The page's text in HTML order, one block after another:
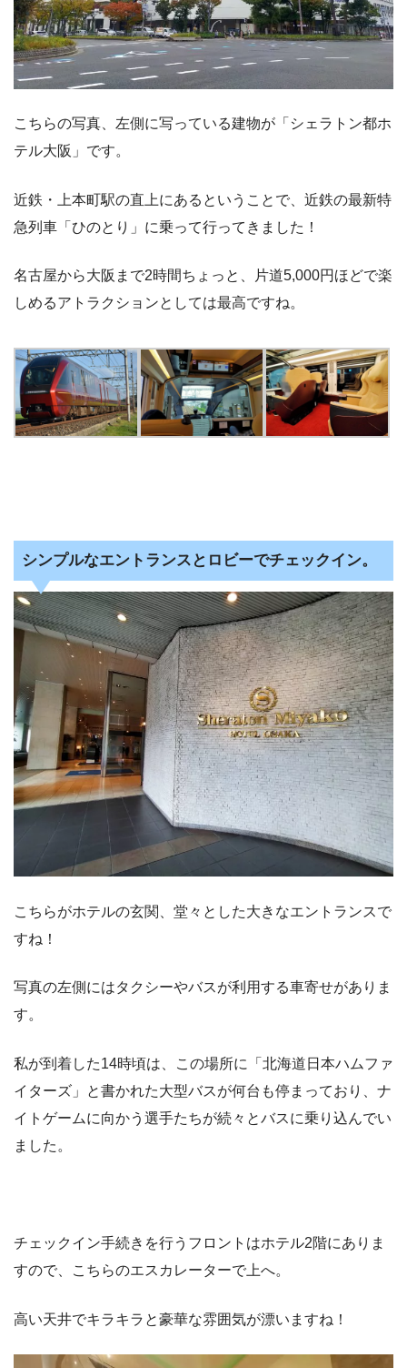
こちらの写真、左側に写っている建物が「シェラトン都ホ
テル大阪」です。
近鉄・上本町駅の直上にあるということで、近鉄の最新特
急列車「ひのとり」に乗って行ってきました！
名古屋から大阪まで2時間ちょっと、片道5,000円ほどで楽
しめるアトラクションとしては最高ですね。
シンプルなエントランスとロビーでチェックイン。
こちらがホテルの玄関、堂々とした大きなエントランスで
すね！
写真の左側にはタクシーやバスが利用する車寄せがありま
す。
私が到着した14時頃は、この場所に「北海道日本ハムファ
イターズ」と書かれた大型バスが何台も停まっており、ナ
イトゲームに向かう選手たちが続々とバスに乗り込んでい
ました。
チェックイン手続きを行うフロントはホテル2階にありま
すので、こちらのエスカレーターで上へ。
高い天井でキラキラと豪華な雰囲気が漂いますね！